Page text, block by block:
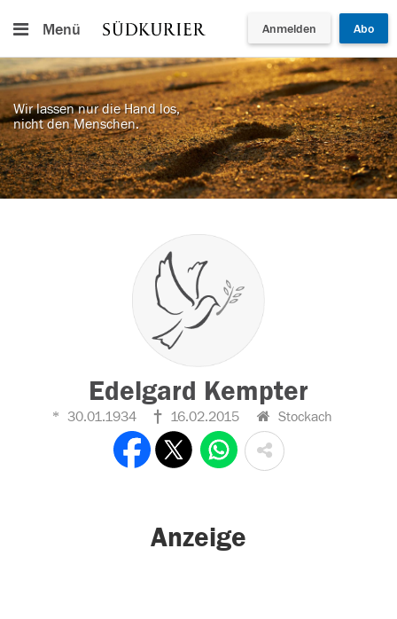
Menü Anmelden Abo
Wir lassen nur die Hand los,
nicht den Menschen.
Edelgard Kempter
30.01.1934 16.02.2015 Stockach
Anzeige